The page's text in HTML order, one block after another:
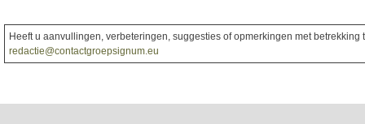
Heeft u aanvullingen, verbeteringen, suggesties of opmerkingen met
redactie@contactgroepsignum.eu